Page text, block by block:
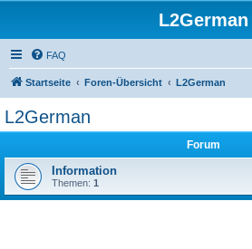
L2German
FAQ
Startseite Foren-Übersicht L2German
L2German
Forum
Information
Themen: 1